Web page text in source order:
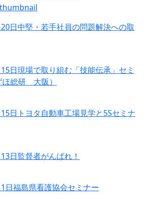
日中堅・若手社員の問題解決への取
日現場で取り組む「技能伝承」セミ
ほ総研 大阪）
日 トヨタ自動車工場見学と5Sセミナ
日監督者がんばれ！
日福島県看護協会セミナー